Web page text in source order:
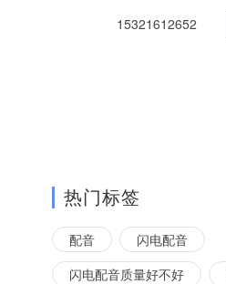
15321612652
热门标签
配音
闪电配音
闪电配音质量好不好